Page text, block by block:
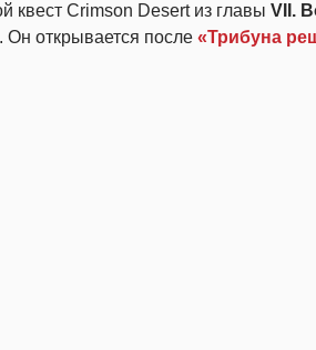
квест Crimson Desert из главы VII.
. Он открывается после «Трибуна